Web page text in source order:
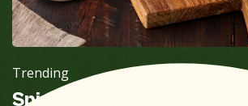
Trending
Spicy Crispy Chili Mayo